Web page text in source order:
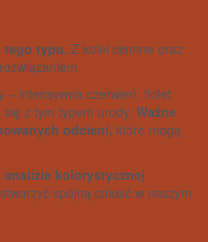
tego typu. Z kolei ciemne oraz
– intensywna czerwień, fiolet
z tym typem urody. Ważne
odcieni, które mogą
kolorystycznej
spójną całość w naszym